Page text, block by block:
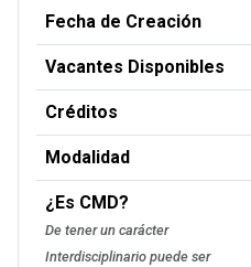
Fecha de Creación
Vacantes Disponibles
Créditos
Modalidad
¿Es CMD?
De tener un carácter
Interdisciplinario puede ser